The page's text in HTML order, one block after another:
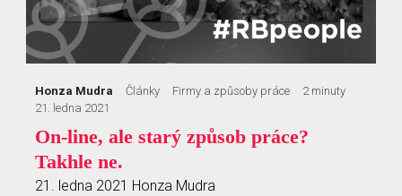
Honza Mudra Články Firmy a způsoby práce
2 minuty
21. ledna 2021
On-line, ale starý způsob práce?
Takhle ne.
21. ledna 2021 Honza Mudra